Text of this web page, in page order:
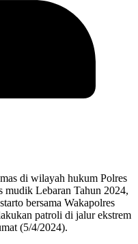
di wilayah hukum Polres
mudik Lebaran Tahun 2024,
bersama Wakapolres
patroli di jalur ekstrem
(5/4/2024).